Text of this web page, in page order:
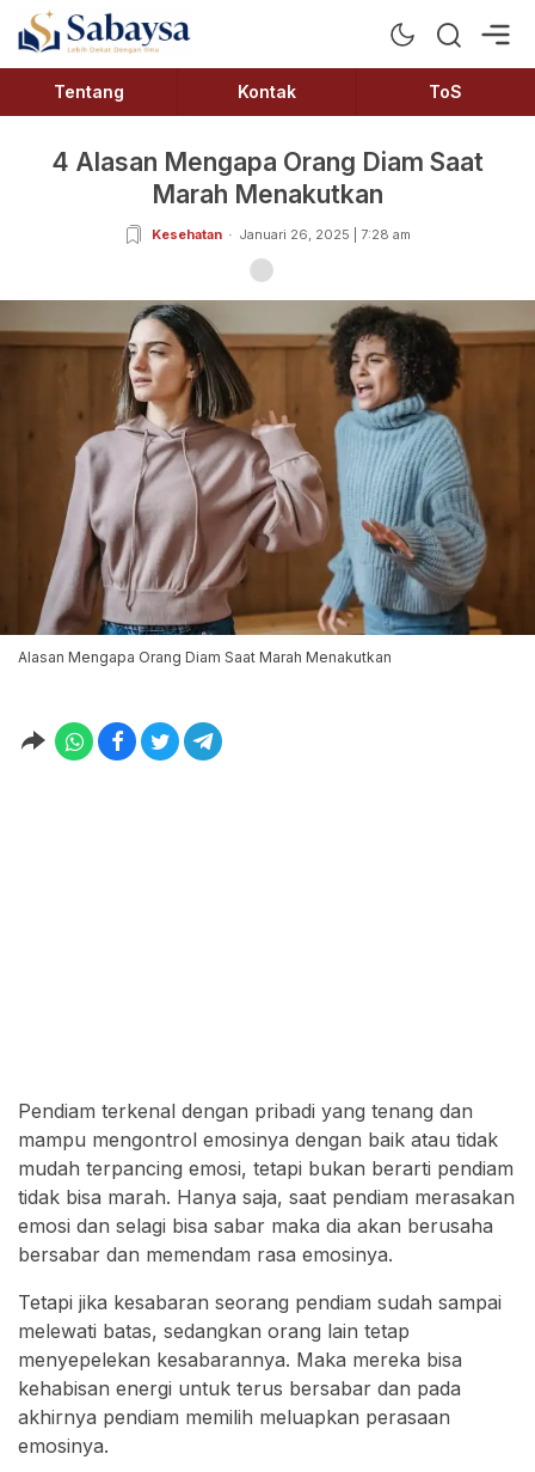
Sabaysa
Lebih Dekat Dengan Ilmu
Tentang Kontak ToS
4 Alasan Mengapa Orang Diam Saat
Marah Menakutkan
Kesehatan Januari 26, 2025 | 7:28 am
Alasan Mengapa Orang Diam Saat Marah Menakutkan
Pendiam terkenal dengan pribadi yang tenang dan
mampu mengontrol emosinya dengan baik atau tidak
mudah terpancing emosi, tetapi bukan berarti pendiam
tidak bisa marah. Hanya saja, saat pendiam merasakan
emosi dan selagi bisa sabar maka dia akan berusaha
bersabar dan memendam rasa emosinya.
Tetapi jika kesabaran seorang pendiam sudah sampai
melewati batas, sedangkan orang lain tetap
menyepelekan kesabarannya. Maka mereka bisa
kehabisan energi untuk terus bersabar dan pada
akhirnya pendiam memilih meluapkan perasaan
emosinya.